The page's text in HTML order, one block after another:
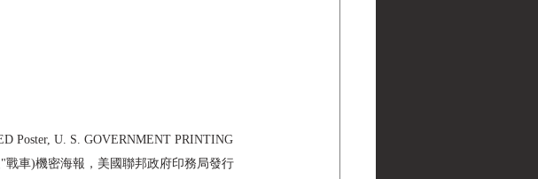
Poster, U. S. GOVERNMENT PRINTING
戰車)機密海報，美國聯邦政府印務局發行